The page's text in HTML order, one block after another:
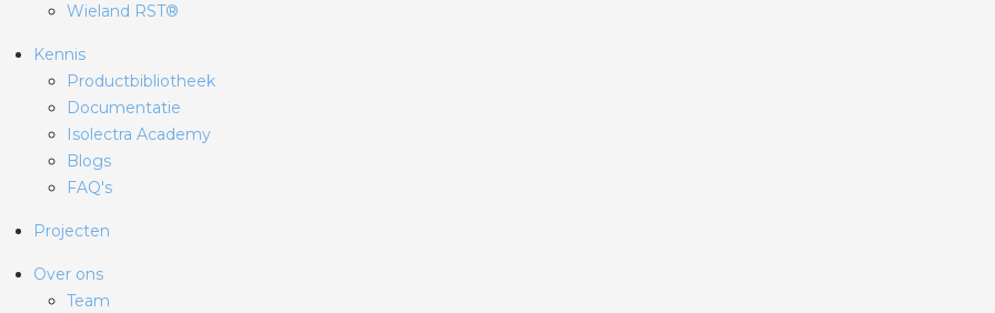
Wieland RST®
Kennis
Productbibliotheek
Documentatie
Isolectra Academy
Blogs
FAQ's
Projecten
Over ons
Team